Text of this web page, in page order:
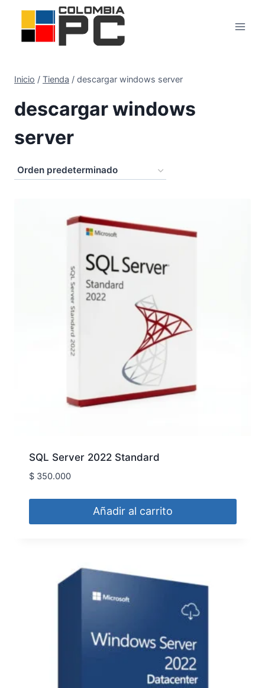
Inicio / Tienda / descargar windows server
descargar windows
server
SQL Server 2022 Standard
$350.000
Añadir al carrito